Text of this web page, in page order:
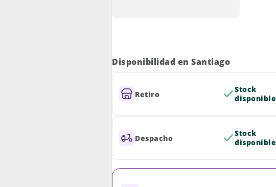
Disponibilidad en Santiago
Retiro
Stock
disponible
Despacho
Stock
disponible